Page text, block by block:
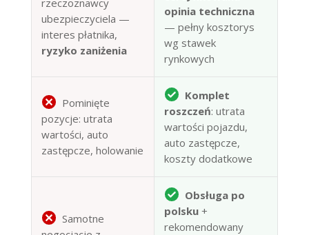
ubezpieczyciela —
interes płatnika,
ryzyko zaniżenia
opinia techniczna
— pełny kosztorys
wg stawek
rynkowych
Pominięte
pozycje: utrata
wartości, auto
zastępcze, holowanie
Komplet
roszczeń: utrata
wartości pojazdu,
auto zastępcze,
koszty dodatkowe
Samotne
Obsługa po
polsku+
rekomendowany